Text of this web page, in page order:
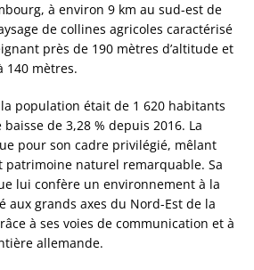
à environ 9 km au sud-est de
de collines agricoles caractérisé
près de 190 mètres d’altitude et
140 mètres.
population était de 1 620 habitants
de 3,28 % depuis 2016. La
pour son cadre privilégié, mêlant
patrimoine naturel remarquable. Sa
lui confère un environnement à la
aux grands axes du Nord-Est de la
à ses voies de communication et à
allemande.